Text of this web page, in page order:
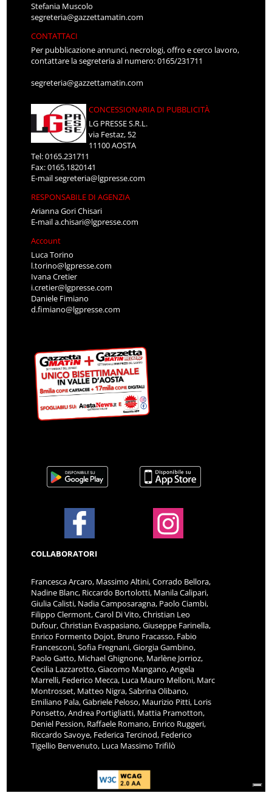
Stefania Muscolo
segreteria@gazzettamatin.com
CONTATTACI
Per pubblicazione annunci, necrologi, offro e cerco lavoro,
contattare la segreteria al numero: 0165/231711
segreteria@gazzettamatin.com
CONCESSIONARIA DI PUBBLICITÀ
LG PRESSE S.R.L.
via Festaz, 52
11100 AOSTA
Tel: 0165.231711
Fax: 0165.1820141
E-mailsegreteria@lgpresse.com
RESPONSABILE DI AGENZIA
Arianna Gori Chisari
E-maila.chisari@lgpresse.com
Account
Luca Torino
l.torino@lgpresse.com
Ivana Cretier
i.cretier@lgpresse.com
Daniele Fimiano
d.fimiano@lgpresse.com
COLLABORATORI
Francesca Arcaro, Massimo Altini, Corrado Bellora,
Nadine Blanc, Riccardo Bortolotti, Manila Calipari,
Giulia Calisti, Nadia Camposaragna, Paolo Ciambi,
Filippo Clermont, Carol Di Vito, Christian Leo
Dufour, Christian Evaspasiano, Giuseppe Farinella,
Enrico Formento Dojot, Bruno Fracasso, Fabio
Francesconi, Sofia Fregnani, Giorgia Gambino,
Paolo Gatto, Michael Ghignone, Marlène Jorrioz,
Cecilia Lazzarotto, Giacomo Mangano, Angela
Marrelli, Federico Mecca, Luca Mauro Melloni, Marc
Montrosset, Matteo Nigra, Sabrina Olibano,
Emiliano Pala, Gabriele Peloso, Maurizio Pitti, Loris
Ponsetto, Andrea Portigliatti, Mattia Pramotton,
Deniel Pession, Raffaele Romano, Enrico Ruggeri,
Riccardo Savoye, Federica Tercinod, Federico
Tigellio Benvenuto, Luca Massimo Trifilò